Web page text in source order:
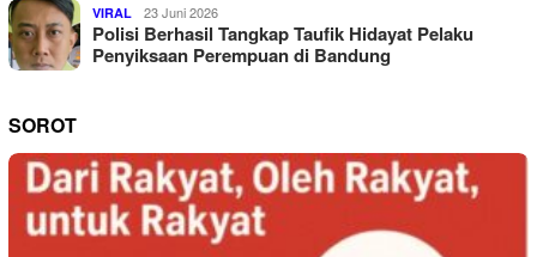
VIRAL 23 Juni 2026
Polisi Berhasil Tangkap Taufik Hidayat Pelaku
Penyiksaan Perempuan di Bandung
SOROT